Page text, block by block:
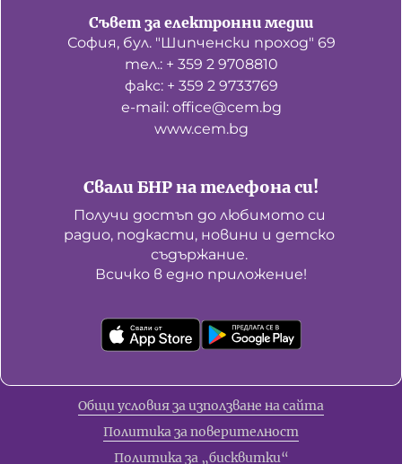
Свали БНР на телефона си!
Получи достъп до любимото си
радио, подкасти, новини и детско
съдържание.
Всичко в едно приложение!
Съвет за електронни медии
София, бул. "Шипченски проход" 69
тел.: + 359 2 9708810
факс: + 359 2 9733769
е-mail: office@cem.bg
www.cem.bg
Общи условия за използване на сайта
Политика за поверителност
Политика за „бисквитки“